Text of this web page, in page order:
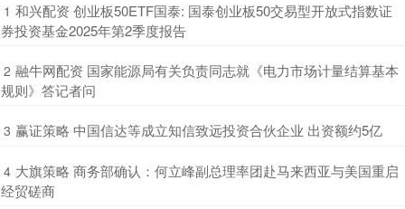
1 ​和兴配资 创业板50ETF国泰: 国泰创业板50交易型开放式指数证
券投资基金2025年第2季度报告
2 ​融牛网配资 国家能源局有关负责同志就《电力市场计量结算基本
规则》答记者问
3 ​赢证策略 中国信达等成立知信致远投资合伙企业 出资额约5亿
4 ​大旗策略 商务部确认：何立峰副总理率团赴马来西亚与美国重启
经贸磋商